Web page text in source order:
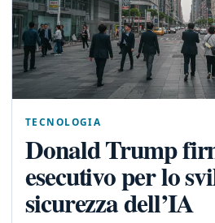
TECNOLOGIA
Donald Trump
esecutivo per lo
sicurezza dell’IA